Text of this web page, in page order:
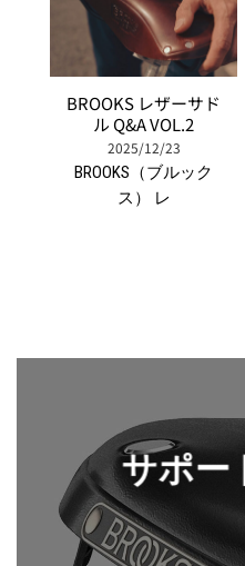
BROOKS レザーサド
ル Q&A VOL.2
2025/12/23
BROOKS（ブルック
ス） レ
サポー